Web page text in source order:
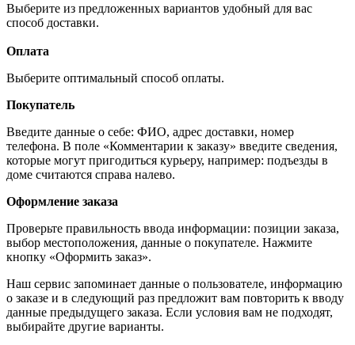
Выберите из предложенных вариантов удобный для вас
способ доставки.
Оплата
Выберите оптимальный способ оплаты.
Покупатель
Введите данные о себе: ФИО, адрес доставки, номер
телефона. В поле «Комментарии к заказу» введите сведения,
которые могут пригодиться курьеру, например: подъезды в
доме считаются справа налево.
Оформление заказа
Проверьте правильность ввода информации: позиции заказа,
выбор местоположения, данные о покупателе. Нажмите
кнопку «Оформить заказ».
Наш сервис запоминает данные о пользователе, информацию
о заказе и в следующий раз предложит вам повторить к вводу
данные предыдущего заказа. Если условия вам не подходят,
выбирайте другие варианты.